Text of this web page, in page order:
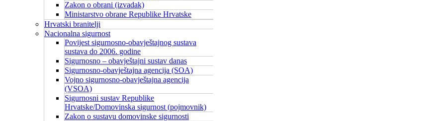
Zakon o obrani (izvadak)
Ministarstvo obrane Republike Hrvatske
Hrvatski branitelji
Nacionalna sigurnost
Povijest sigurnosno-obavještajnog sustava
sustava do 2006. godine
Sigurnosno – obavještajni sustav danas
Sigurnosno-obavještajna agencija (SOA)
Vojno sigurnosno-obavještajna agencija
(VSOA)
Sigurnosni sustav Republike
Hrvatske/Domovinska sigurnost (pojmovnik)
Zakon o sustavu domovinske sigurnosti